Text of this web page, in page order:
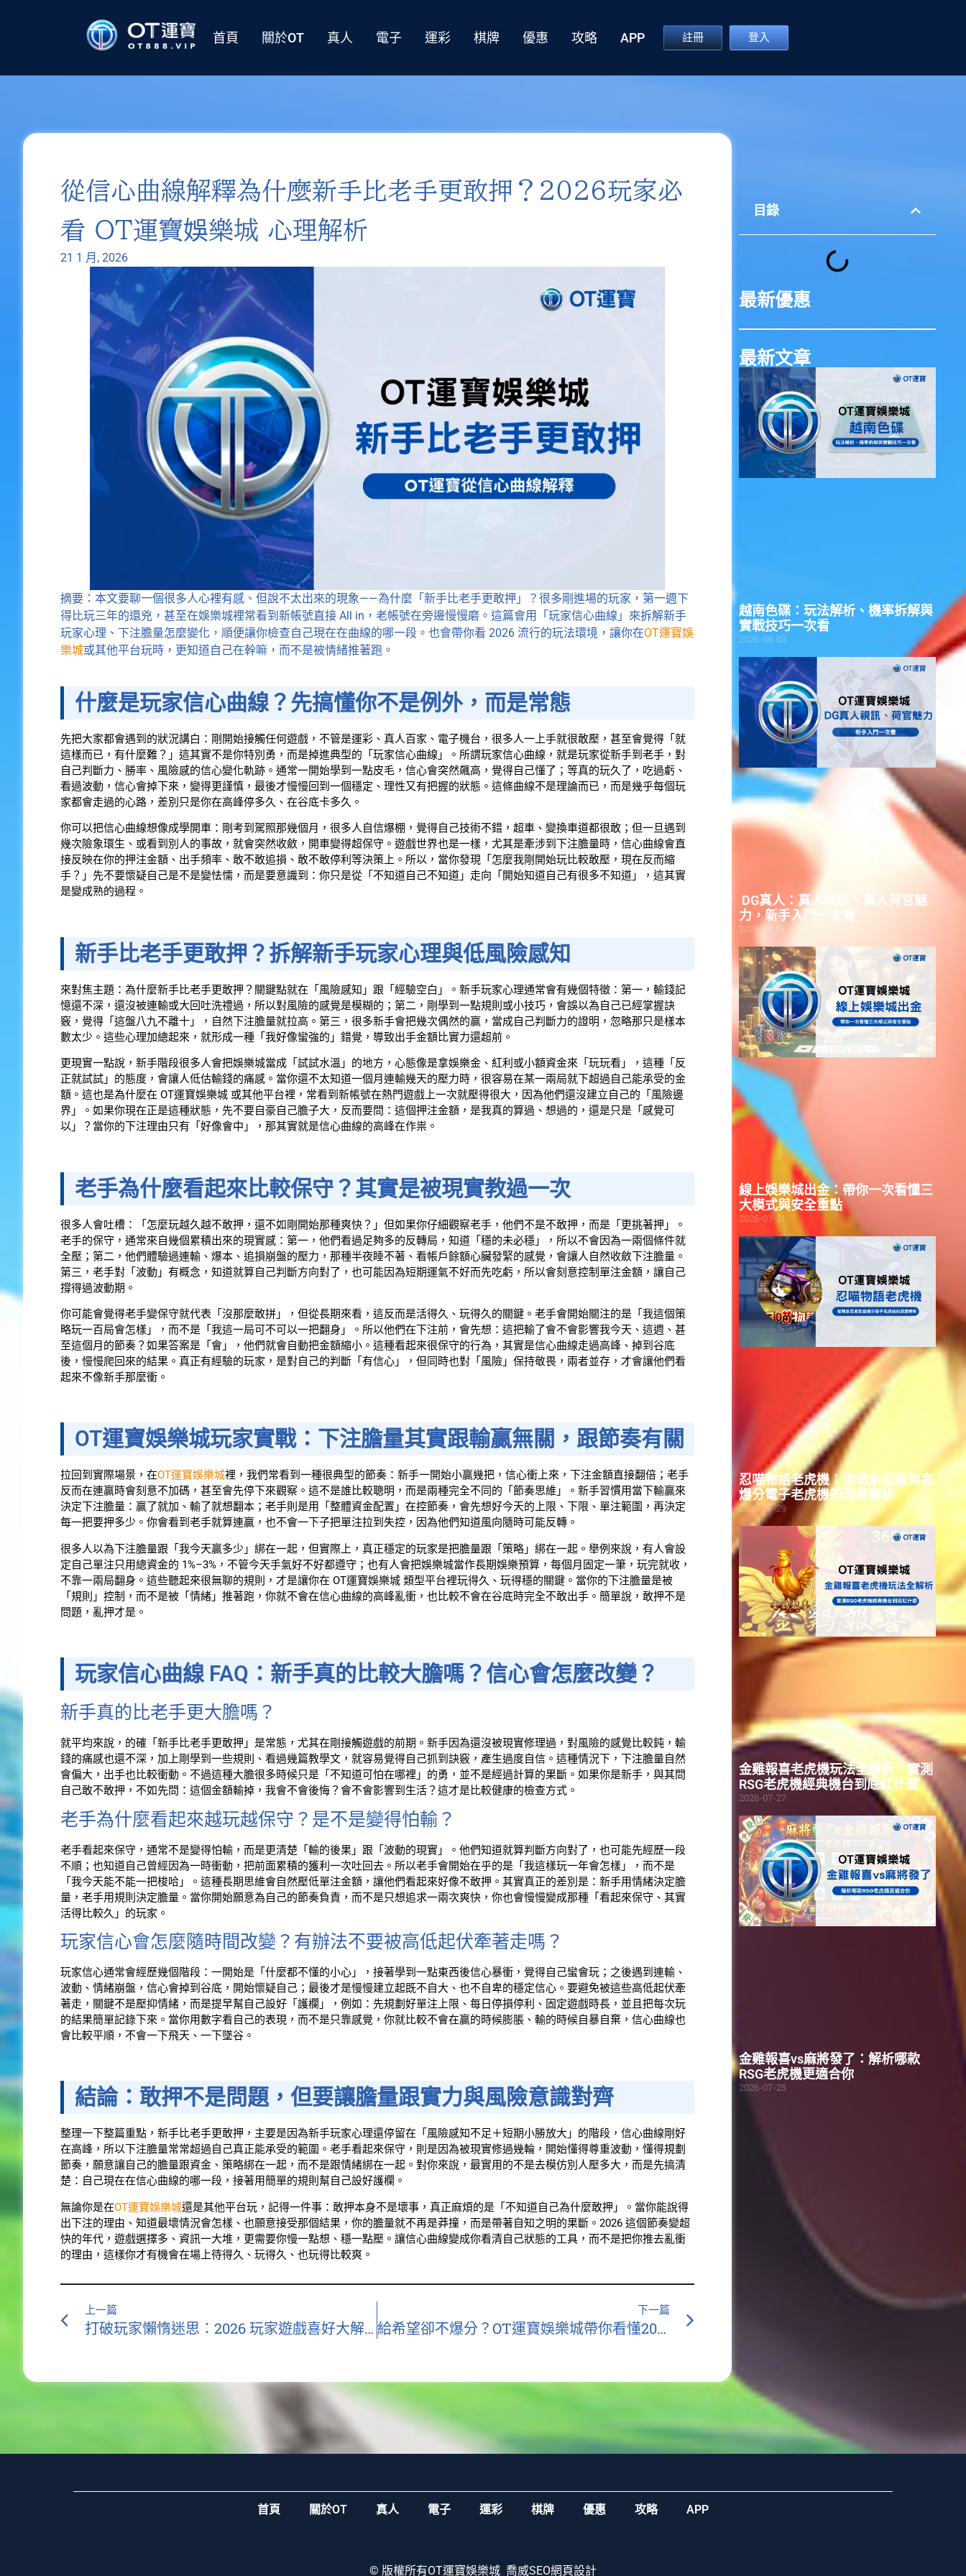
首頁 關於OT 真人 電子 運彩 棋牌 優惠 攻略 APP 註冊 登入
從信心曲線解釋為什麼新手比老手更敢押？2026玩家必
看 OT運寶娛樂城 心理解析
21 1 月, 2026
摘要：本文要聊一個很多人心裡有感、但說不太出來的現象——為什麼「新手比老手更敢押」？很多剛進場的玩家，第一週下
得比玩三年的還兇，甚至在娛樂城裡常看到新帳號直接 All in，老帳號在旁邊慢慢磨。這篇會用「玩家信心曲線」來拆解新手
玩家心理、下注膽量怎麼變化，順便讓你檢查自己現在在曲線的哪一段。也會帶你看 2026 流行的玩法環境，讓你在OT運寶娛
樂城或其他平台玩時，更知道自己在幹嘛，而不是被情緒推著跑。
什麼是玩家信心曲線？先搞懂你不是例外，而是常態
先把大家都會遇到的狀況講白：剛開始接觸任何遊戲，不管是運彩、真人百家、電子機台，很多人一上手就很敢壓，甚至會覺得「就
這樣而已，有什麼難？」這其實不是你特別勇，而是掉進典型的「玩家信心曲線」。所謂玩家信心曲線，就是玩家從新手到老手，對
自己判斷力、勝率、風險感的信心變化軌跡。通常一開始學到一點皮毛，信心會突然飆高，覺得自己懂了；等真的玩久了，吃過虧、
看過波動，信心會掉下來，變得更謹慎，最後才慢慢回到一個穩定、理性又有把握的狀態。這條曲線不是理論而已，而是幾乎每個玩
家都會走過的心路，差別只是你在高峰停多久、在谷底卡多久。
你可以把信心曲線想像成學開車：剛考到駕照那幾個月，很多人自信爆棚，覺得自己技術不錯，超車、變換車道都很敢；但一旦遇到
幾次險象環生、或看到別人的事故，就會突然收斂，開車變得超保守。遊戲世界也是一樣，尤其是牽涉到下注膽量時，信心曲線會直
接反映在你的押注金額、出手頻率、敢不敢追損、敢不敢停利等決策上。所以，當你發現「怎麼我剛開始玩比較敢壓，現在反而縮
手？」先不要懷疑自己是不是變怯懦，而是要意識到：你只是從「不知道自己不知道」走向「開始知道自己有很多不知道」，這其實
是變成熟的過程。
新手比老手更敢押？拆解新手玩家心理與低風險感知
來對焦主題：為什麼新手比老手更敢押？關鍵點就在「風險感知」跟「經驗空白」。新手玩家心理通常會有幾個特徵：第一，輸錢記
憶還不深，還沒被連輸或大回吐洗禮過，所以對風險的感覺是模糊的；第二，剛學到一點規則或小技巧，會誤以為自己已經掌握訣
竅，覺得「這盤八九不離十」，自然下注膽量就拉高。第三，很多新手會把幾次偶然的贏，當成自己判斷力的證明，忽略那只是樣本
數太少。這些心理加總起來，就形成一種「我好像蠻強的」錯覺，導致出手金額比實力還超前。
更現實一點說，新手階段很多人會把娛樂城當成「試試水溫」的地方，心態像是拿娛樂金、紅利或小額資金來「玩玩看」，這種「反
正就試試」的態度，會讓人低估輸錢的痛感。當你還不太知道一個月連輸幾天的壓力時，很容易在某一兩局就下超過自己能承受的金
額。這也是為什麼在 OT運寶娛樂城 或其他平台裡，常看到新帳號在熱門遊戲上一次就壓得很大，因為他們還沒建立自己的「風險邊
界」。如果你現在正是這種狀態，先不要自豪自己膽子大，反而要問：這個押注金額，是我真的算過、想過的，還是只是「感覺可
以」？當你的下注理由只有「好像會中」，那其實就是信心曲線的高峰在作祟。
老手為什麼看起來比較保守？其實是被現實教過一次
很多人會吐槽：「怎麼玩越久越不敢押，還不如剛開始那種爽快？」但如果你仔細觀察老手，他們不是不敢押，而是「更挑著押」。
老手的保守，通常來自幾個累積出來的現實感：第一，他們看過足夠多的反轉局，知道「穩的未必穩」，所以不會因為一兩個條件就
全壓；第二，他們體驗過連輸、爆本、追損崩盤的壓力，那種半夜睡不著、看帳戶餘額心臟發緊的感覺，會讓人自然收斂下注膽量。
第三，老手對「波動」有概念，知道就算自己判斷方向對了，也可能因為短期運氣不好而先吃虧，所以會刻意控制單注金額，讓自己
撐得過波動期。
你可能會覺得老手變保守就代表「沒那麼敢拼」，但從長期來看，這反而是活得久、玩得久的關鍵。老手會開始關注的是「我這個策
略玩一百局會怎樣」，而不是「我這一局可不可以一把翻身」。所以他們在下注前，會先想：這把輸了會不會影響我今天、這週、甚
至這個月的節奏？如果答案是「會」，他們就會自動把金額縮小。這種看起來很保守的行為，其實是信心曲線走過高峰、掉到谷底
後，慢慢爬回來的結果。真正有經驗的玩家，是對自己的判斷「有信心」，但同時也對「風險」保持敬畏，兩者並存，才會讓他們看
起來不像新手那麼衝。
OT運寶娛樂城玩家實戰：下注膽量其實跟輸贏無關，跟節奏有關
拉回到實際場景，在OT運寶娛樂城裡，我們常看到一種很典型的節奏：新手一開始小贏幾把，信心衝上來，下注金額直接翻倍；老手
反而在連贏時會刻意不加碼，甚至會先停下來觀察。這不是誰比較聰明，而是兩種完全不同的「節奏思維」。新手習慣用當下輸贏來
決定下注膽量：贏了就加、輸了就想翻本；老手則是用「整體資金配置」在控節奏，會先想好今天的上限、下限、單注範圍，再決定
每一把要押多少。你會看到老手就算連贏，也不會一下子把單注拉到失控，因為他們知道風向隨時可能反轉。
很多人以為下注膽量跟「我今天贏多少」綁在一起，但實際上，真正穩定的玩家是把膽量跟「策略」綁在一起。舉例來說，有人會設
定自己單注只用總資金的 1%–3%，不管今天手氣好不好都遵守；也有人會把娛樂城當作長期娛樂預算，每個月固定一筆，玩完就收，
不靠一兩局翻身。這些聽起來很無聊的規則，才是讓你在 OT運寶娛樂城 類型平台裡玩得久、玩得穩的關鍵。當你的下注膽量是被
「規則」控制，而不是被「情緒」推著跑，你就不會在信心曲線的高峰亂衝，也比較不會在谷底時完全不敢出手。簡單說，敢押不是
問題，亂押才是。
玩家信心曲線 FAQ：新手真的比較大膽嗎？信心會怎麼改變？
新手真的比老手更大膽嗎？
就平均來說，的確「新手比老手更敢押」是常態，尤其在剛接觸遊戲的前期。新手因為還沒被現實修理過，對風險的感覺比較鈍，輸
錢的痛感也還不深，加上剛學到一些規則、看過幾篇教學文，就容易覺得自己抓到訣竅，產生過度自信。這種情況下，下注膽量自然
會偏大，出手也比較衝動。不過這種大膽很多時候只是「不知道可怕在哪裡」的勇，並不是經過計算的果斷。如果你是新手，與其問
自己敢不敢押，不如先問：這個金額輸掉，我會不會後悔？會不會影響到生活？這才是比較健康的檢查方式。
老手為什麼看起來越玩越保守？是不是變得怕輸？
老手看起來保守，通常不是變得怕輸，而是更清楚「輸的後果」跟「波動的現實」。他們知道就算判斷方向對了，也可能先經歷一段
不順；也知道自己曾經因為一時衝動，把前面累積的獲利一次吐回去。所以老手會開始在乎的是「我這樣玩一年會怎樣」，而不是
「我今天能不能一把梭哈」。這種長期思維會自然壓低單注金額，讓他們看起來好像不敢押。其實真正的差別是：新手用情緒決定膽
量，老手用規則決定膽量。當你開始願意為自己的節奏負責，而不是只想追求一兩次爽快，你也會慢慢變成那種「看起來保守、其實
活得比較久」的玩家。
玩家信心會怎麼隨時間改變？有辦法不要被高低起伏牽著走嗎？
玩家信心通常會經歷幾個階段：一開始是「什麼都不懂的小心」，接著學到一點東西後信心暴衝，覺得自己蠻會玩；之後遇到連輸、
波動、情緒崩盤，信心會掉到谷底，開始懷疑自己；最後才是慢慢建立起既不自大、也不自卑的穩定信心。要避免被這些高低起伏牽
著走，關鍵不是壓抑情緒，而是提早幫自己設好「護欄」，例如：先規劃好單注上限、每日停損停利、固定遊戲時長，並且把每次玩
的結果簡單記錄下來。當你用數字看自己的表現，而不是只靠感覺，你就比較不會在贏的時候膨脹、輸的時候自暴自棄，信心曲線也
會比較平順，不會一下飛天、一下墜谷。
結論：敢押不是問題，但要讓膽量跟實力與風險意識對齊
整理一下整篇重點，新手比老手更敢押，主要是因為新手玩家心理還停留在「風險感知不足＋短期小勝放大」的階段，信心曲線剛好
在高峰，所以下注膽量常常超過自己真正能承受的範圍。老手看起來保守，則是因為被現實修過幾輪，開始懂得尊重波動，懂得規劃
節奏，願意讓自己的膽量跟資金、策略綁在一起，而不是跟情緒綁在一起。對你來說，最實用的不是去模仿別人壓多大，而是先搞清
楚：自己現在在信心曲線的哪一段，接著用簡單的規則幫自己設好護欄。
無論你是在OT運寶娛樂城還是其他平台玩，記得一件事：敢押本身不是壞事，真正麻煩的是「不知道自己為什麼敢押」。當你能說得
出下注的理由、知道最壞情況會怎樣、也願意接受那個結果，你的膽量就不再是莽撞，而是帶著自知之明的果斷。2026 這個節奏變超
快的年代，遊戲選擇多、資訊一大堆，更需要你慢一點想、穩一點壓。讓信心曲線變成你看清自己狀態的工具，而不是把你推去亂衝
的理由，這樣你才有機會在場上待得久、玩得久、也玩得比較爽。
上一篇
打破玩家懶惰迷思：2026 玩家遊戲喜好大解析，從風險管理看固定選擇｜OT運寶娛樂城
下一篇
給希望卻不爆分？OT運寶娛樂城帶你看懂2026老虎機「近中獎設計」真相
目錄
最新優惠
最新文章
越南色碟：玩法解析、機率拆解與
實戰技巧一次看
2026-08-03
DG真人：真人視訊、真人荷官魅
力，新手入門一次看
2026-08-01
線上娛樂城出金：帶你一次看懂三
大模式與安全重點
2026-07-31
忍喵物語老虎機：從萌系忍者到高
爆分電子老虎機的深度解析
2026-07-29
金雞報喜老虎機玩法全解析：實測
RSG老虎機經典機台到底紅什麼
2026-07-27
金雞報喜vs麻將發了：解析哪款
RSG老虎機更適合你
2026-07-25
首頁 關於OT 真人 電子 運彩 棋牌 優惠 攻略 APP
© 版權所有OT運寶娛樂城 喬威SEO網頁設計